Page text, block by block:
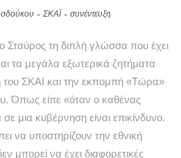
ΣΚΑΪ συνέντευξη
Σταύρος τη διπλή γλώσσα που έχει
τα μεγάλα εξωτερικά ζητήματα
του ΣΚΑΙ και την εκπομπή «Τώρα»
Όπως είπε «όταν ο καθένας
μια κυβέρνηση είναι επικίνδυνο.
να υποστηρίζουν την εθνική
μπορεί να έχει διαφορετικές